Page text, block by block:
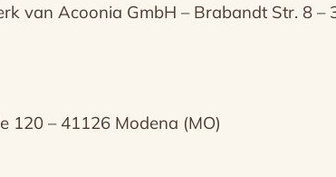
van Acoonia GmbH – Brabandt Str. 8 –
120 – 41126 Modena (MO)